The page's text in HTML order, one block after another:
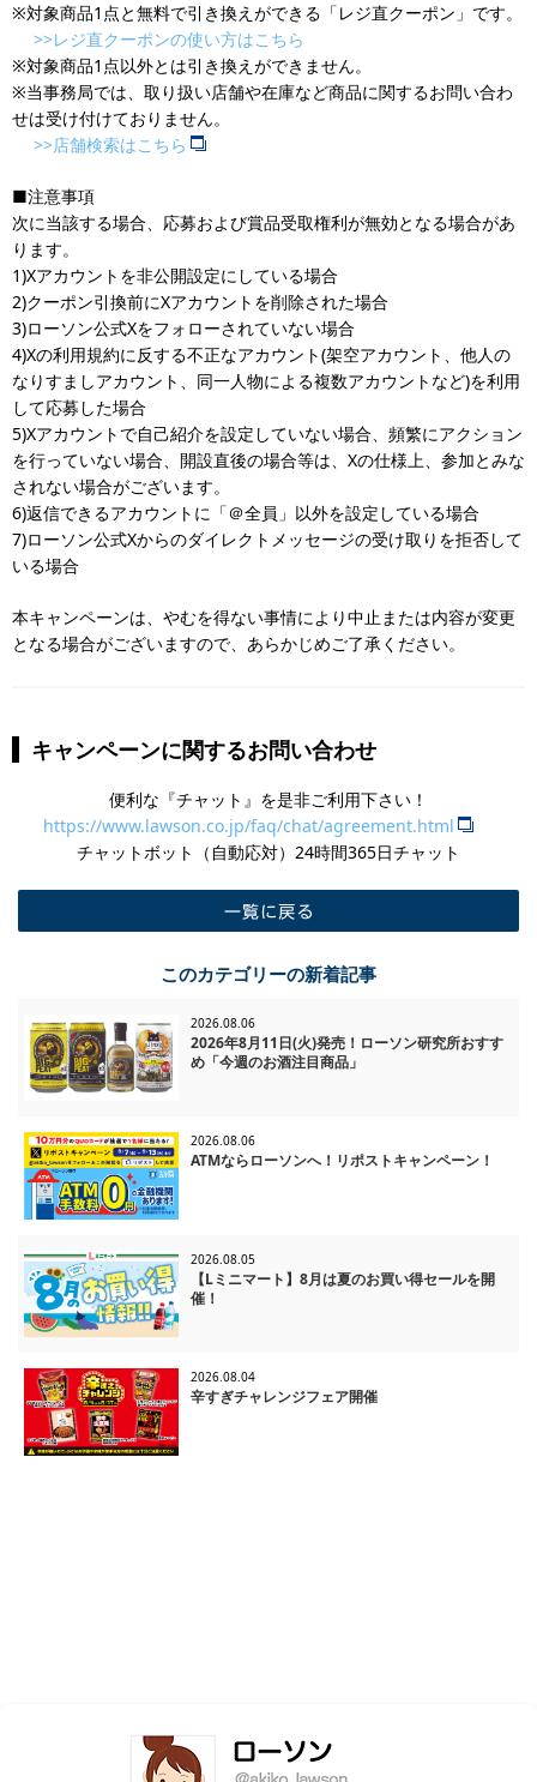
※対象商品1点と無料で引き換えができる「レジ直クーポン」です。
>>レジ直クーポンの使い方はこちら
※対象商品1点以外とは引き換えができません。
※当事務局では、取り扱い店舗や在庫など商品に関するお問い合わ
せは受け付けておりません。
>>店舗検索はこちら
■注意事項
次に当該する場合、応募および賞品受取権利が無効となる場合があ
ります。
1)Xアカウントを非公開設定にしている場合
2)クーポン引換前にXアカウントを削除された場合
3)ローソン公式Xをフォローされていない場合
4)Xの利用規約に反する不正なアカウント(架空アカウント、他人の
なりすましアカウント、同一人物による複数アカウントなど)を利用
して応募した場合
5)Xアカウントで自己紹介を設定していない場合、頻繁にアクション
を行っていない場合、開設直後の場合等は、Xの仕様上、参加とみな
されない場合がございます。
6)返信できるアカウントに「＠全員」以外を設定している場合
7)ローソン公式Xからのダイレクトメッセージの受け取りを拒否して
いる場合
本キャンペーンは、やむを得ない事情により中止または内容が変更
となる場合がございますので、あらかじめご了承ください。
キャンペーンに関するお問い合わせ
便利な『チャット』を是非ご利用下さい！
https://www.lawson.co.jp/faq/chat/agreement.html
チャットボット（自動応対）24時間365日チャット
このカテゴリーの新着記事
2026.08.06
2026年8月11日(火)発売！ローソン研究所おすす
め「今週のお酒注目商品」
2026.08.06
ATMならローソンへ！リポストキャンペーン！
2026.08.05
【Lミニマート】8月は夏のお買い得セールを開
催！
2026.08.04
辛すぎチャレンジフェア開催